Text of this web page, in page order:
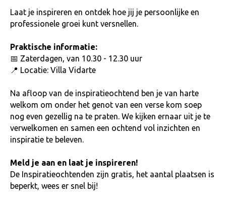
Laat je inspireren en ontdek hoe jij je persoonlijke en
professionele groei kunt versnellen.
Praktische informatie:
📅 Zaterdagen, van 10.30 - 12.30 uur
📍 Locatie: Villa Vidarte
Na afloop van de inspiratieochtend ben je van harte
welkom om onder het genot van een verse kom soep
nog even gezellig na te praten. We kijken ernaar uit je te
verwelkomen en samen een ochtend vol inzichten en
inspiratie te beleven.
Meld je aan en laat je inspireren!
De Inspiratieochtenden zijn gratis, het aantal plaatsen is
beperkt, wees er snel bij!